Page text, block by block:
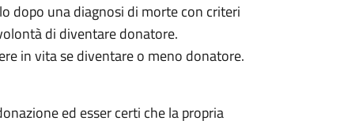
dopo una diagnosi di morte con criteri
di diventare donatore.
in vita se diventare o meno donatore.
ed esser certi che la propria